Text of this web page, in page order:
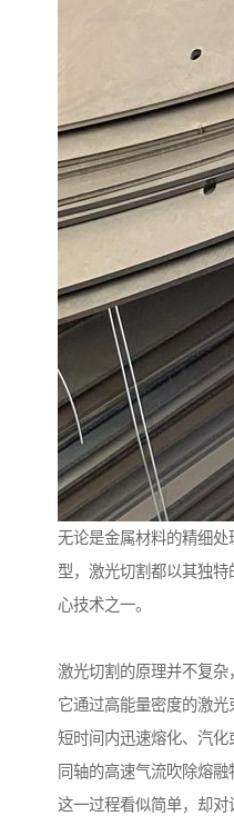
无论是金属材料的精细
型，激光切割都以其独
心技术之一。
激光切割的原理并不复杂
它通过高能量密度的激
短时间内迅速熔化、汽
同轴的高速气流吹除熔融
这一过程看似简单，却